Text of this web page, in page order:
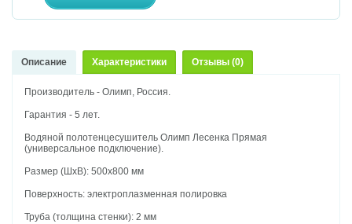
Описание Характеристики Отзывы (0)
Производитель - Олимп, Россия.
Гарантия - 5 лет.
Водяной полотенцесушитель Олимп Лесенка Прямая
(универсальное подключение).
Размер (ШхВ): 500х800 мм
Поверхность: электроплазменная полировка
Труба (толщина стенки): 2 мм